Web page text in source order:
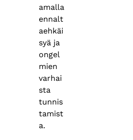
amalla
ennalt
aehkäi
syä ja
ongel
mien
varhai
sta
tunnis
tamist
a.